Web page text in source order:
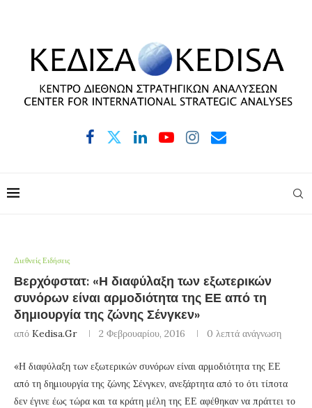
Διεθνείς Ειδήσεις
Βερχόφστατ: «Η διαφύλαξη των εξωτερικών
συνόρων είναι αρμοδιότητα της ΕΕ από τη
δημιουργία της ζώνης Σένγκεν»
από Kedisa.gr 2 Φεβρουαρίου, 2016 0 λεπτά ανάγνωση
«Η διαφύλαξη των εξωτερικών συνόρων είναι αρμοδιότητα της ΕΕ
από τη δημιουργία της ζώνης Σένγκεν, ανεξάρτητα από το ότι τίποτα
δεν έγινε έως τώρα και τα κράτη μέλη της ΕΕ αφέθηκαν να πράττει το